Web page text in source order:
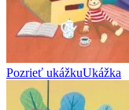
Pozrieť ukážkuUkážka